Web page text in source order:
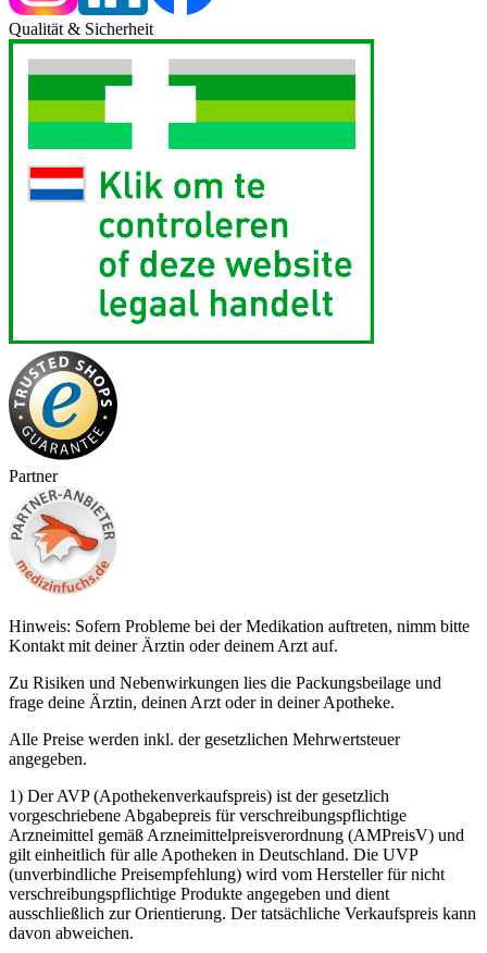
Qualität & Sicherheit
Partner
Hinweis: Sofern Probleme bei der Medikation auftreten, nimm bitte
Kontakt mit deiner Ärztin oder deinem Arzt auf.
Zu Risiken und Nebenwirkungen lies die Packungsbeilage und
frage deine Ärztin, deinen Arzt oder in deiner Apotheke.
Alle Preise werden inkl. der gesetzlichen Mehrwertsteuer
angegeben.
1) Der AVP (Apothekenverkaufspreis) ist der gesetzlich
vorgeschriebene Abgabepreis für verschreibungspflichtige
Arzneimittel gemäß Arzneimittelpreisverordnung (AMPreisV) und
gilt einheitlich für alle Apotheken in Deutschland. Die UVP
(unverbindliche Preisempfehlung) wird vom Hersteller für nicht
verschreibungspflichtige Produkte angegeben und dient
ausschließlich zur Orientierung. Der tatsächliche Verkaufspreis kann
davon abweichen.